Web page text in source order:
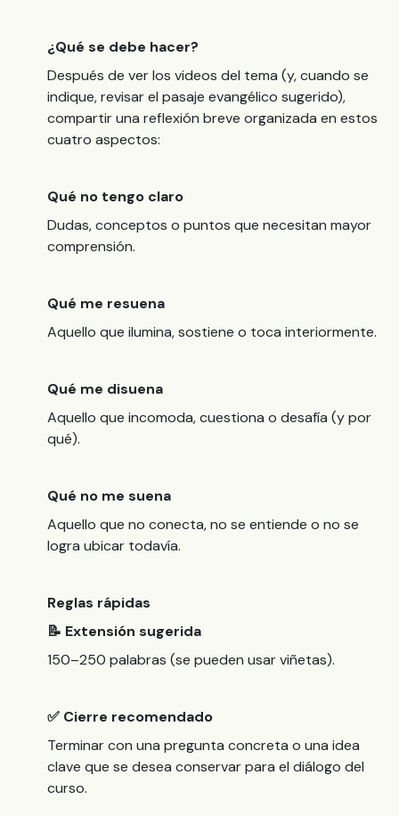
¿Qué se debe hacer?
Después de ver los videos del tema (y, cuando se
indique, revisar el pasaje evangélico sugerido),
compartir una reflexión breve organizada en estos
cuatro aspectos:
Qué no tengo claro
Dudas, conceptos o puntos que necesitan mayor
comprensión.
Qué me resuena
Aquello que ilumina, sostiene o toca interiormente.
Qué me disuena
Aquello que incomoda, cuestiona o desafía (y por
qué).
Qué no me suena
Aquello que no conecta, no se entiende o no se
logra ubicar todavía.
Reglas rápidas
📝 Extensión sugerida
150–250 palabras (se pueden usar viñetas).
✅ Cierre recomendado
Terminar con una pregunta concreta o una idea
clave que se desea conservar para el diálogo del
curso.